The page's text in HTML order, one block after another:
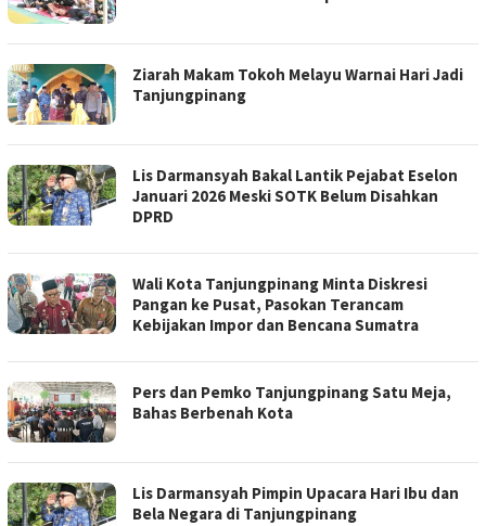
Ziarah Makam Tokoh Melayu Warnai Hari Jadi
Tanjungpinang
Lis Darmansyah Bakal Lantik Pejabat Eselon
Januari 2026 Meski SOTK Belum Disahkan
DPRD
Wali Kota Tanjungpinang Minta Diskresi
Pangan ke Pusat, Pasokan Terancam
Kebijakan Impor dan Bencana Sumatra
Pers dan Pemko Tanjungpinang Satu Meja,
Bahas Berbenah Kota
Lis Darmansyah Pimpin Upacara Hari Ibu dan
Bela Negara di Tanjungpinang